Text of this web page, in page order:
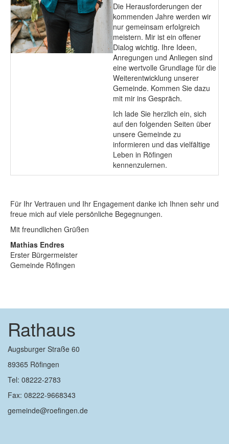
Die Herausforderungen der
kommenden Jahre werden wir
nur gemeinsam erfolgreich
meistern. Mir ist ein offener
Dialog wichtig. Ihre Ideen,
Anregungen und Anliegen sind
eine wertvolle Grundlage für die
Weiterentwicklung unserer
Gemeinde. Kommen Sie dazu
mit mir ins Gespräch.
Ich lade Sie herzlich ein, sich
auf den folgenden Seiten über
unsere Gemeinde zu
informieren und das vielfältige
Leben in Röfingen
kennenzulernen.
Für Ihr Vertrauen und Ihr Engagement danke ich Ihnen sehr und
freue mich auf viele persönliche Begegnungen.
Mit freundlichen Grüßen
Mathias Endres
Erster Bürgermeister
Gemeinde Röfingen
Rathaus
Augsburger Straße 60
89365 Röfingen
Tel: 08222-2783
Fax: 08222-9668343
gemeinde@roefingen.de